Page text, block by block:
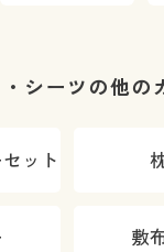
シーツの他の
ット
敷